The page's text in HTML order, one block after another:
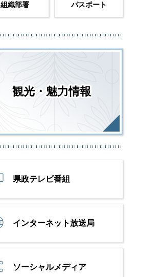
組織部署 パスポート
観光・魅力情報
県政テレビ番組
インターネット放送局
ソーシャルメディア